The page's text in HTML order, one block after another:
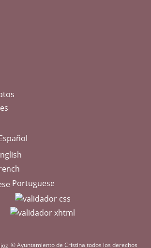
Portuguese
© Ayuntamiento de Cristina todos los derechos